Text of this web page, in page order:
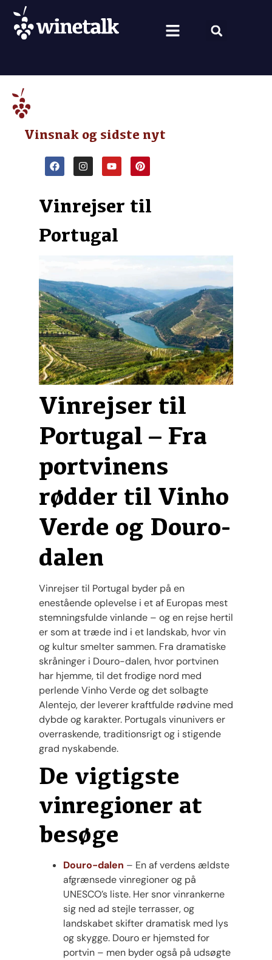
Vinsnak og sidste nyt
Vinrejser til
Portugal
Vinrejser til
Portugal – Fra
portvinens
rødder til Vinho
Verde og Douro-
dalen
Vinrejser til Portugal byder på en
enestående oplevelse i et af Europas mest
stemningsfulde vinlande – og en rejse hertil
er som at træde ind i et landskab, hvor vin
og kultur smelter sammen. Fra dramatiske
skråninger i Douro-dalen, hvor portvinen
har hjemme, til det frodige nord med
perlende Vinho Verde og det solbagte
Alentejo, der leverer kraftfulde rødvine med
dybde og karakter. Portugals vinunivers er
overraskende, traditionsrigt og i stigende
grad nyskabende.
De vigtigste
vinregioner at
besøge
Douro-dalen – En af verdens ældste
afgrænsede vinregioner og på
UNESCO’s liste. Her snor vinrankerne
sig ned ad stejle terrasser, og
landskabet skifter dramatisk med lys
og skygge. Douro er hjemsted for
portvin – men byder også på udsøgte